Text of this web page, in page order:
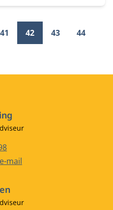
om
te ontwikkelen,” zegt
41 42 43 44
mail